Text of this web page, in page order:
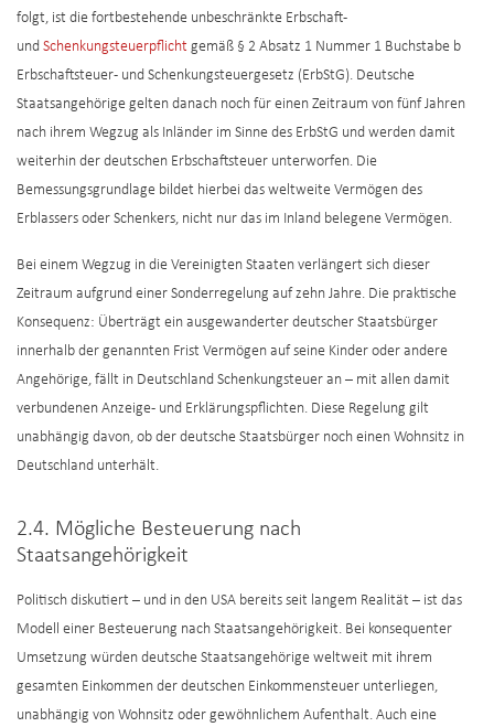
folgt, ist die fortbestehende unbeschränkte Erbschaft-
und Schenkungsteuerpflicht gemäß § 2 Absatz 1 Nummer 1 Buchstabe b
Erbschaftsteuer- und Schenkungsteuergesetz (ErbStG). Deutsche
Staatsangehörige gelten danach noch für einen Zeitraum von fünf Jahren
nach ihrem Wegzug als Inländer im Sinne des ErbStG und werden damit
weiterhin der deutschen Erbschaftsteuer unterworfen. Die
Bemessungsgrundlage bildet hierbei das weltweite Vermögen des
Erblassers oder Schenkers, nicht nur das im Inland belegene Vermögen.
Bei einem Wegzug in die Vereinigten Staaten verlängert sich dieser
Zeitraum aufgrund einer Sonderregelung auf zehn Jahre. Die praktische
Konsequenz: Überträgt ein ausgewanderter deutscher Staatsbürger
innerhalb der genannten Frist Vermögen auf seine Kinder oder andere
Angehörige, fällt in Deutschland Schenkungsteuer an – mit allen damit
verbundenen Anzeige- und Erklärungspflichten. Diese Regelung gilt
unabhängig davon, ob der deutsche Staatsbürger noch einen Wohnsitz in
Deutschland unterhält.
2.4. Mögliche Besteuerung nach
Staatsangehörigkeit
Politisch diskutiert – und in den USA bereits seit langem Realität – ist das
Modell einer Besteuerung nach Staatsangehörigkeit. Bei konsequenter
Umsetzung würden deutsche Staatsangehörige weltweit mit ihrem
gesamten Einkommen der deutschen Einkommensteuer unterliegen,
unabhängig von Wohnsitz oder gewöhnlichem Aufenthalt. Auch eine